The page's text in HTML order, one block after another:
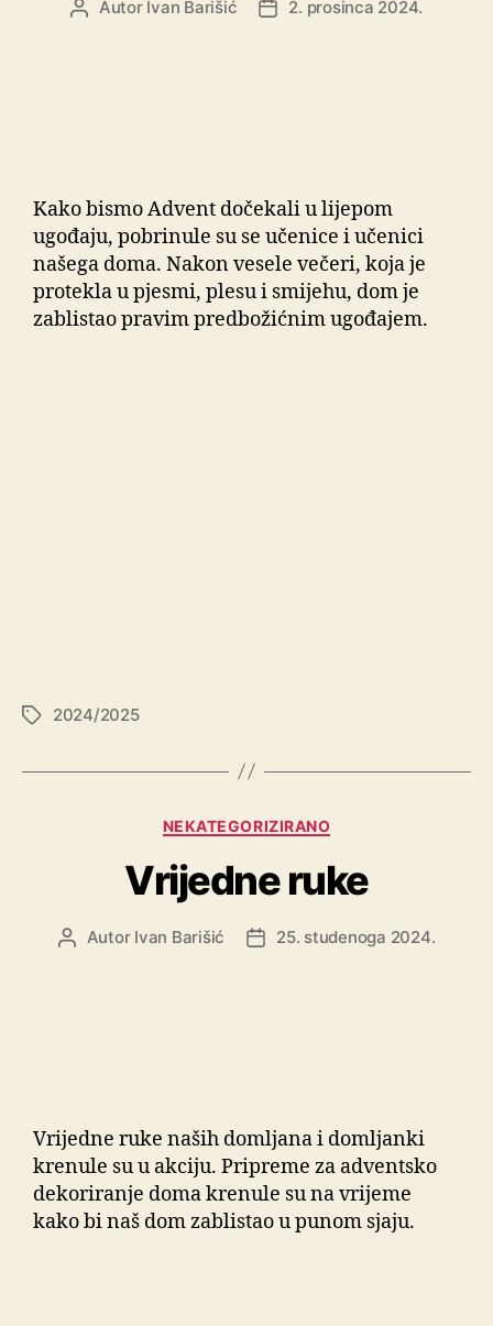
Autor Ivan Barišić 2. prosinca 2024.
Kako bismo Advent dočekali u lijepom
ugođaju, pobrinule su se učenice i učenici
našega doma. Nakon vesele večeri, koja je
protekla u pjesmi, plesu i smijehu, dom je
zablistao pravim predbožićnim ugođajem.
2024/2025
NEKATEGORIZIRANO
Vrijedne ruke
Autor Ivan Barišić 25. studenoga 2024.
Vrijedne ruke naših domljana i domljanki
krenule su u akciju. Pripreme za adventsko
dekoriranje doma krenule su na vrijeme
kako bi naš dom zablistao u punom sjaju.